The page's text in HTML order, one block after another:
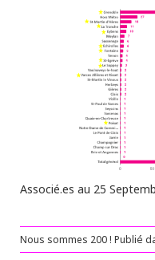
Associé.es au 25
Nous sommes 200 ! Publié